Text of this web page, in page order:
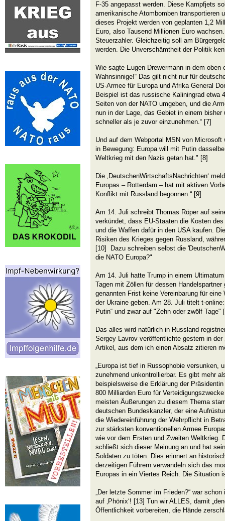
F-35 angepasst werden. Diese Kampfjets
amerikanische Atombomben transportieren
dieses Projekt werden von geplanten 1,2
Euro, also Tausend Millionen Euro
Steuerzahler. Gleichzeitig soll am
werden. Die Unverschämtheit der Politik
Wie sagte Eugen Drewermann in dem oben
Wahnsinnige!“ Das gilt nicht nur für
US-Armee für Europa und Afrika General
Beispiel ist das russische Kaliningrad etwa
Seiten von der NATO umgeben, und die
nun in der Lage, das Gebiet in einem bisher
schneller als je zuvor einzunehmen.“ [7]
Und auf dem Webportal MSN von
in Bewegung: Europa will mit Putin
Weltkrieg mit den Nazis getan hat." [8]
Die ‚DeutschenWirtschaftsNachrichten‘
Europas – Rotterdam – hat mit aktiven
Konflikt mit Russland begonnen.“ [9]
Am 14. Juli schreibt Thomas Röper auf
verkündet, dass EU-Staaten die Kosten
und die Waffen dafür in den USA kaufen.
Risiken des Krieges gegen Russland,
[10] Dazu schreiben selbst die
die NATO Europa?"
Am 14. Juli hatte Trump in einem
Tagen mit Zöllen für dessen
genannten Frist keine Vereinbarung für eine
der Ukraine geben. Am 28. Juli titelt t-
Putin“ und zwar auf "Zehn oder zwölf Tage"
Das alles wird natürlich in Russland
Sergey Lavrov veröffentlichte gestern in der
Artikel, aus dem ich einen Absatz zitieren
„Europa ist tief in Russophobie versunken,
zunehmend unkontrollierbar. Es gibt mehr
beispielsweise die Erklärung der
800 Milliarden Euro für
meisten Äußerungen zu diesem Thema
deutschen Bundeskanzler, der eine
die Wiedereinführung der Wehrpflicht in
zur stärksten konventionellen Armee
wie vor dem Ersten und Zweiten Weltkrieg.
schließt sich dieser Meinung an und hat
Soldaten zu töten. Dies erinnert an
derzeitigen Führern verwandeln sich das
Europas in ein Viertes Reich. Die Situation
„Der letzte Sommer im Frieden?“ war
auf ‚Phönix‘! [13] Tun wir ALLES, damit
Öffentlichkeit vorbereiten, die Hände